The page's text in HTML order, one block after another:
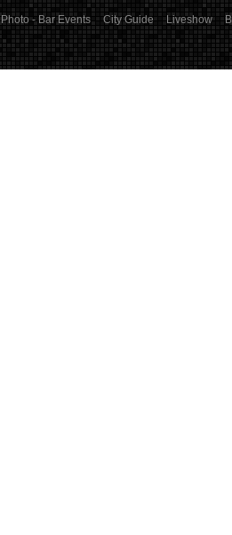
Photo - Bar Events City Guide Liveshow